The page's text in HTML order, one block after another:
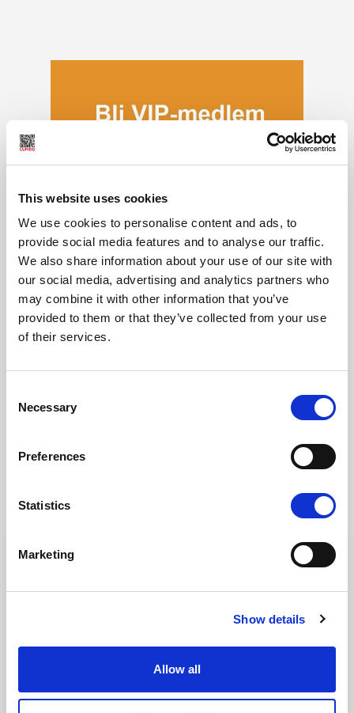
This website uses cookies
We use cookies to personalise content and ads, to
provide social media features and to analyse our traffic.
We also share information about your use of our site with
our social media, advertising and analytics partners who
may combine it with other information that you’ve
provided to them or that they’ve collected from your use
of their services.
Selection
Necessary
Preferences
Statistics
Marketing
Show details
Allow all